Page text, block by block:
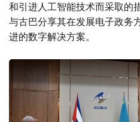
和引进人工智能技术而采取的
与古巴分享其在发展电子政务
进的数字解决方案。